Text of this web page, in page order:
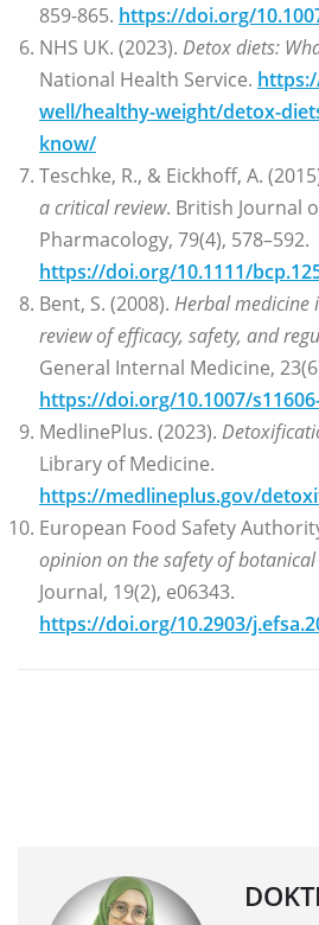
859-865. https://doi.org/
NHS UK. (2023). Detox diets:
National Health Service.
well/healthy-weight/detox-
know/
Teschke, R., & Eickhoff, A.
a critical review. British Journal
Pharmacology, 79(4), 578–592.
https://doi.org/10.1111/
Bent, S. (2008). Herbal medicine
review of efficacy, safety, and
General Internal Medicine,
https://doi.org/10.1007/
MedlinePlus. (2023).
Library of Medicine.
https://medlineplus.gov/
European Food Safety
opinion on the safety of
Journal, 19(2), e06343.
https://doi.org/10.2903/